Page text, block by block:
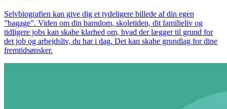
Selvbiografien kan give dig et tydeligere billede af din egen
”bagage”. Viden om din barndom, skoletiden, dit familieliv og
tidligere jobs kan skabe klarhed om, hvad der lægger til grund for
det job og arbejdsliv, du har i dag. Det kan skabe grundlag for dine
fremtidsønsker.